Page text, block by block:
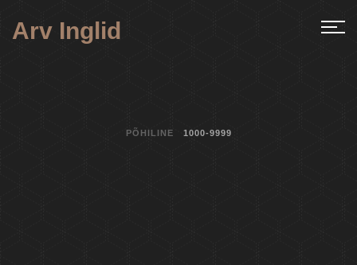
Arv Inglid
PÕHILINE 1000-9999